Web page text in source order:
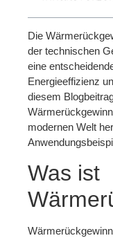
Die
der technischen
eine
Energieeffizienz
diesem
modernen Welt
Was ist